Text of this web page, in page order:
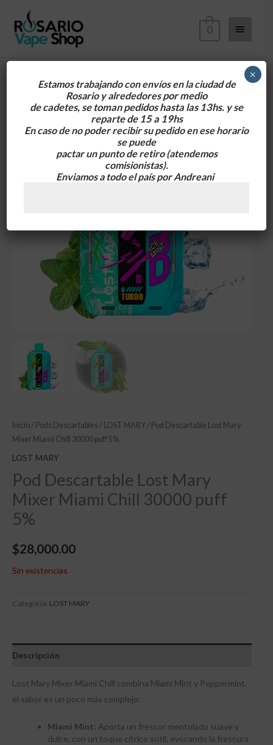
contenido
0
Inicio / Pods Descartables / LOST MARY / Pod Descartable Lost Mary
Mixer Miami Chill 30000 puff 5%
LOST MARY
Pod Descartable Lost Mary
Mixer Miami Chill 30000 puff
5%
$28,000.00
Sin existencias
Categoría: LOST MARY
Descripción
Lost Mary Mixer Miami Chill combina Miami Mint y Peppermint,
el sabor es un poco más complejo:
Miami Mint: Aporta un frescor mentolado suave y
dulce, con un toque cítrico sutil, evocando la frescura
Estamos trabajando con envíos en la ciudad de
Rosario y alrededorespor medio
de cadetes, se toman pedidos hasta las 13hs. y se
reparte de 15 a 19hs
En caso de no poder recibir su pedido en ese horario
se puede
pactar un punto de retiro(atendemos
comisionistas).
Enviamos a todo el país por Andreani
×